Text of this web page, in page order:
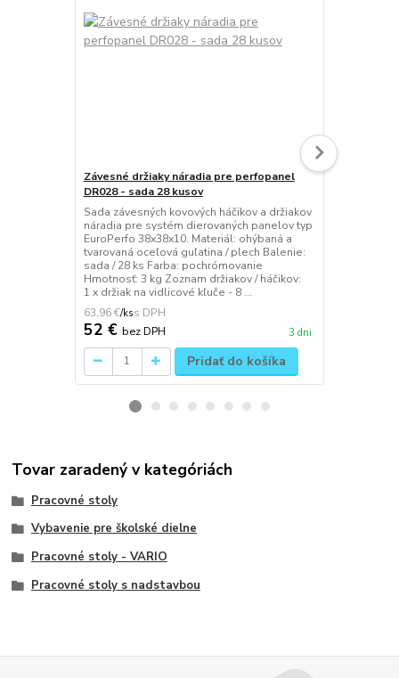
Závesné držiaky náradia pre perfopanel
DR028 - sada 28 kusov
Sada závesných kovových háčikov a držiakov
náradia pre systém dierovaných panelov typ
EuroPerfo 38x38x10. Materiál: ohýbaná a
tvarovaná oceľová guľatina / plech Balenie:
sada / 28 ks Farba: pochrómovanie
Hmotnosť: 3 kg Zoznam držiakov / háčikov:
1 x držiak na vidlicové kľuče - 8 ...
63,96 €/ks
52 € bez DPH 3 dni
Pridať do košíka
Tovar zaradený v kategóriách
Pracovné stoly
Vybavenie pre školské dielne
Pracovné stoly - VARIO
Pracovné stoly s nadstavbou